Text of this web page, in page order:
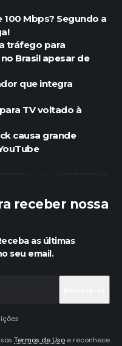
Mbps? Segundo a
tráfego para
Brasil apesar de
que integra
TV voltado à
causa grande
receber nossa
as últimas
seu email.
Termos de Uso e reconhece